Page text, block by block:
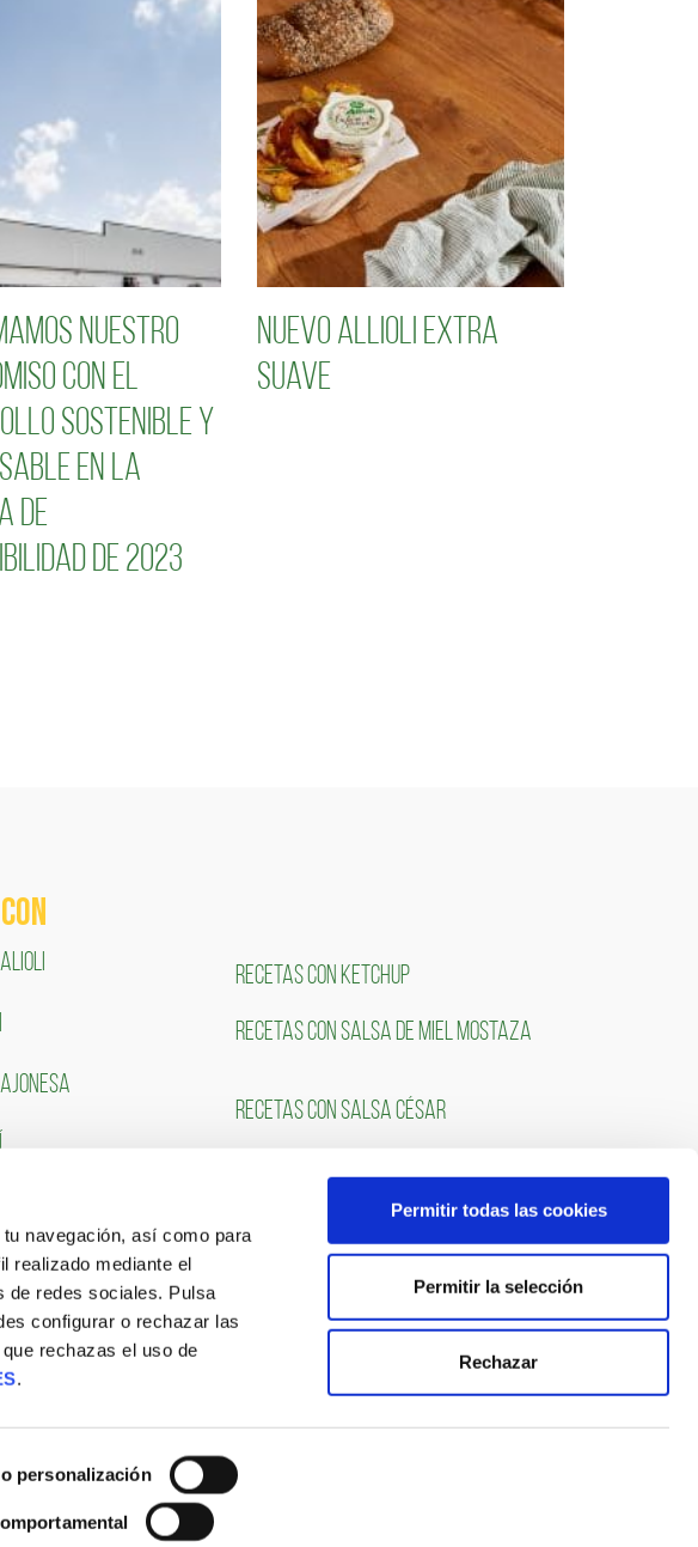
navegación, así como para
realizado mediante el
de redes sociales. Pulsa
configurar o rechazar las
rechazas el uso de
.
personalización
Permitir todas las cookies
Permitir la selección
Rechazar
nuestro
con el
sostenible y
en la
de
de 2023
Nuevo Allioli Extra
Suave
RECETAS CON KETCHUP
RECETAS CON SALSA DE MIEL MOSTAZA
RECETAS CON SALSA CÉSAR
NOSOTROS
OFERTAS
SÍGUENOS
Map|Blog|